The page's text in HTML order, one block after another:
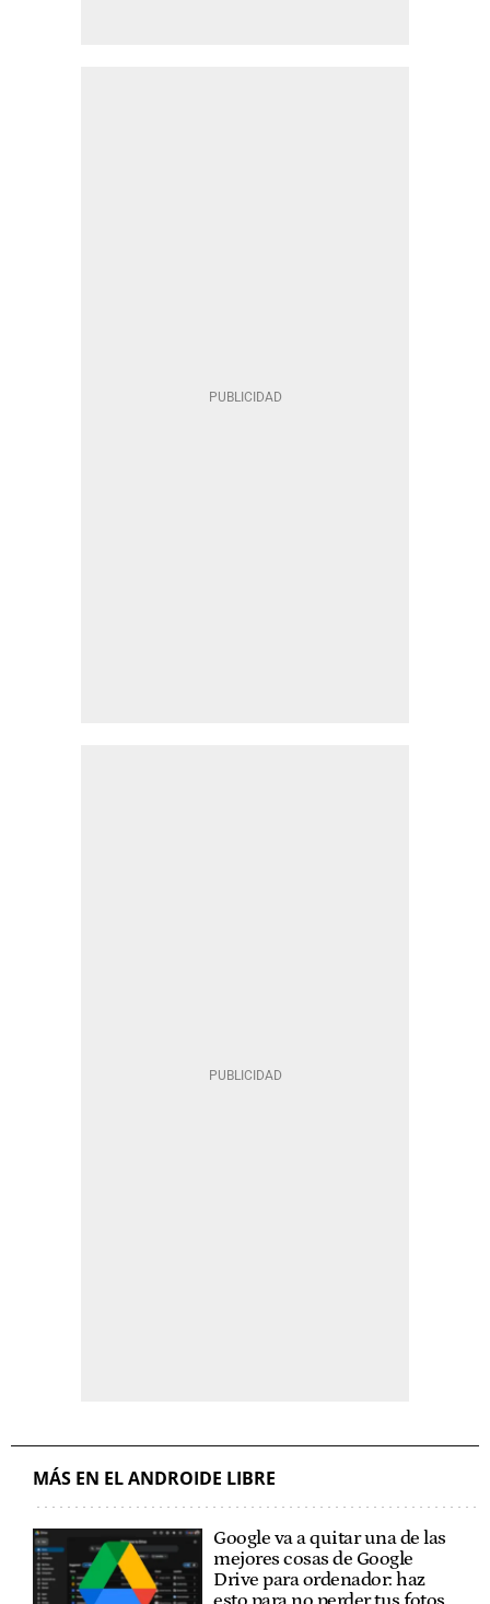
MÁS EN EL ANDROIDE LIBRE
Google va a quitar una de las
mejores cosas de Google
Drive para ordenador: haz